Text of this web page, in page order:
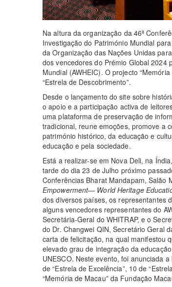
Na altura da organização da 46ª
Investigação do Património Mundial
da Organização das Nações Unidas
dos vencedores do Prémio Global 2024
Mundial (AWHEIC). O projecto
“Estrela de Descobrimento”.
Desde o lançamento do site sobre
o apoio e a participação activa de
uma plataforma de preservação de
tradicional, reune emoções, promove a
património histórico, da educação e
educação e pela sociedade.
Está a realizar-se em Nova Deli, na
tarde do dia 23 de Julho próximo
Conferências Bharat Mandapam, Salão
Empowerment— World Heritage
dos diversos países, os representantes
alguns vencedores representantes do
Secretária-Geral do WHITRAP, e o
do Dr. Changwei QIN, Secretário Geral
carta de felicitação, na qual manifestou
elevado grau de integração da
UNESCO. Neste evento, foi anunciada
de “Estrela de Excelência”, 10 de
“Memória de Macau” da Fundação